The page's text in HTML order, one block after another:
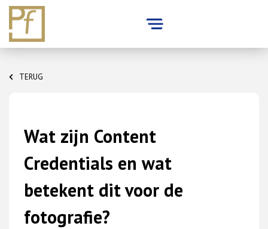
content
TERUG
Wat zijn Content
Credentials en wat
betekent dit voor de
fotografie?